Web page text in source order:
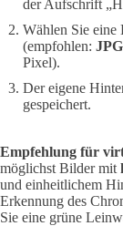
der Aufschrift
Wählen Sie eine
(empfohlen:
Pixel).
Der eigene
gespeichert.
Empfehlung für
möglichst Bilder mit
und einheitlichem
Erkennung des
Sie eine grüne